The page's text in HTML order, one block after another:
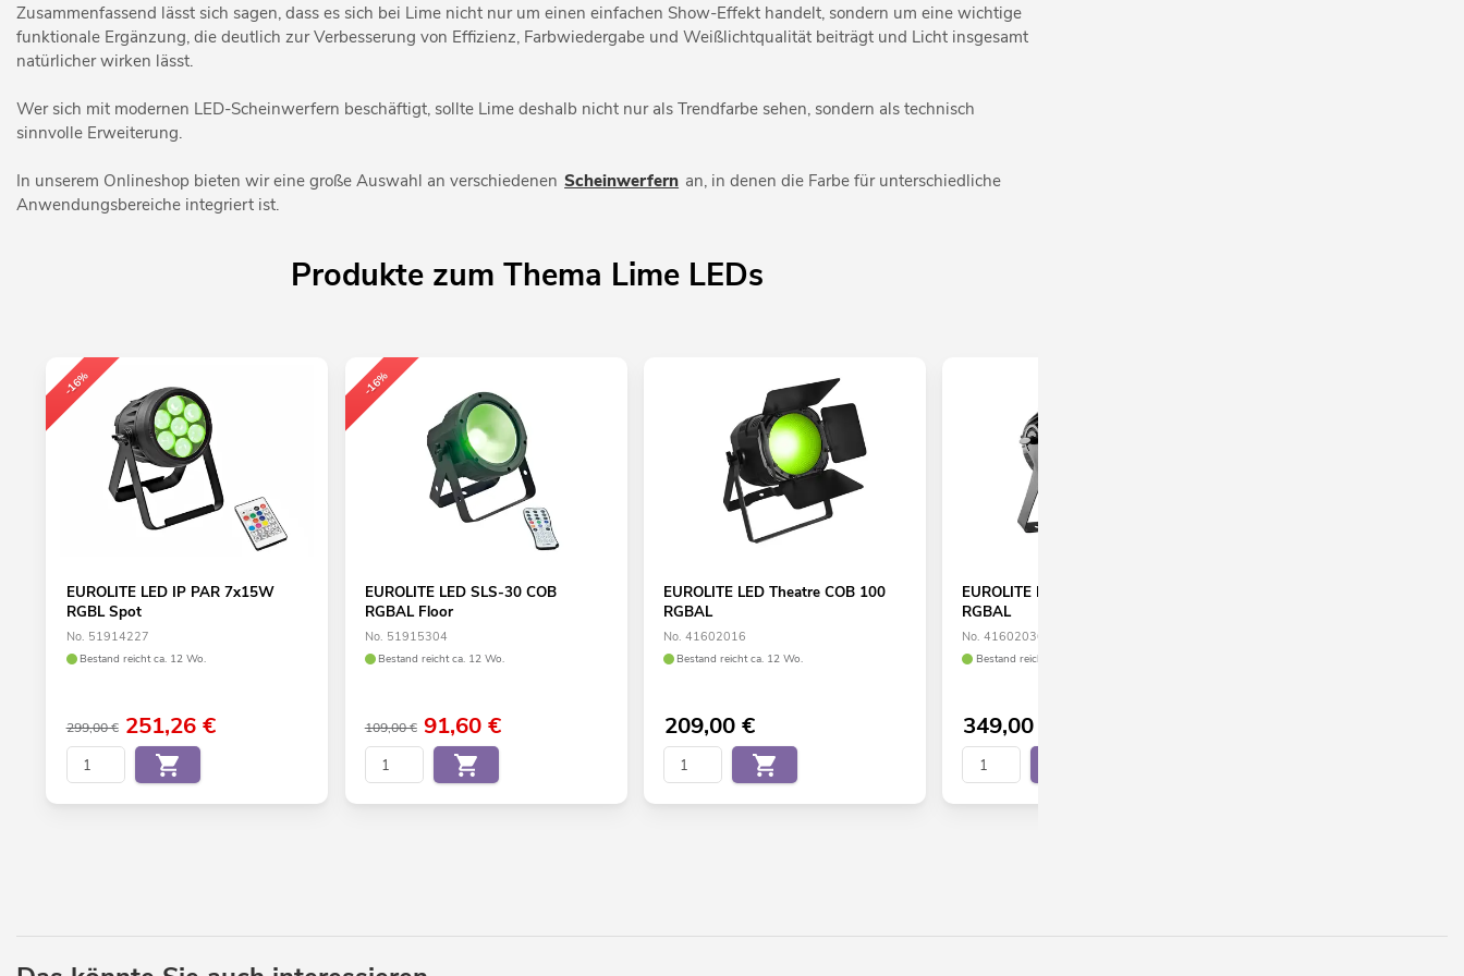
Zusammenfassend lässt sich sagen, dass es sich bei Lime nicht nur um einen einfachen Show-Effekt handelt, sondern um eine wichtige
funktionale Ergänzung, die deutlich zur Verbesserung von Effizienz, Farbwiedergabe und Weißlichtqualität beiträgt und Licht insgesamt
natürlicher wirken lässt.
Wer sich mit modernen LED-Scheinwerfern beschäftigt, sollte Lime deshalb nicht nur als Trendfarbe sehen, sondern als technisch
sinnvolle Erweiterung.
In unserem Onlineshop bieten wir eine große Auswahl an verschiedenen Scheinwerfern an, in denen die Farbe für unterschiedliche
Anwendungsbereiche integriert ist.
Produkte zum Thema Lime LEDs
-16%
EUROLITE LED IP PAR 7x15W
RGBL Spot
No. 51914227
Bestand reicht ca. 12 Wo.
299,00 € 251,26 €
-16%
EUROLITE LED SLS-30 COB
RGBAL Floor
No. 51915304
Bestand reicht ca. 12 Wo.
109,00 € 91,60 €
EUROLITE LED Theatre COB 100
RGBAL
No. 41602016
Bestand reicht ca. 12 Wo.
209,00 €
EUROLITE LED Theatre COB 200
RGBAL
No. 41602036
Bestand reicht ca. 12 Wo.
349,00